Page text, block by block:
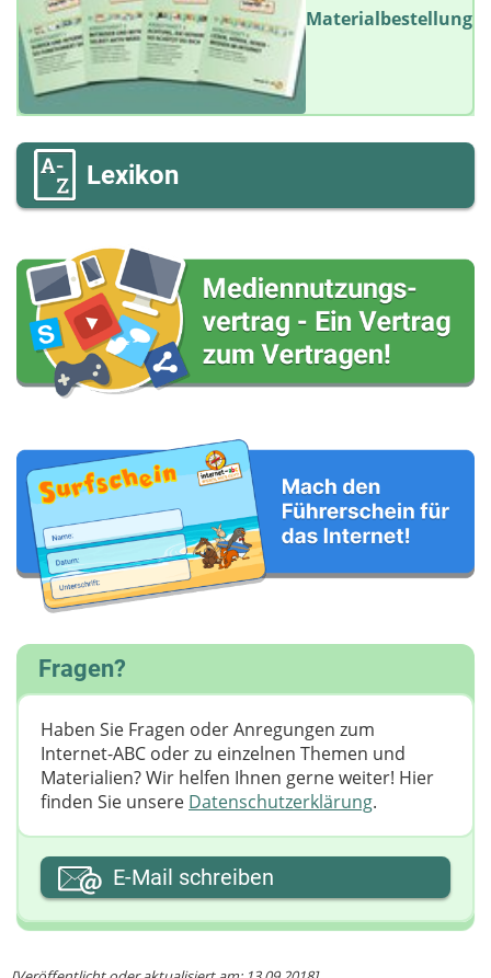
Materialbestellung
Lexikon
Fragen?
Haben Sie Fragen oder Anregungen zum
Internet-ABC oder zu einzelnen Themen und
Materialien? Wir helfen Ihnen gerne weiter! ​Hier
finden Sie unsere Datenschutzerklärung.
Ihre E-Mail-Adresse
E-Mail schreiben